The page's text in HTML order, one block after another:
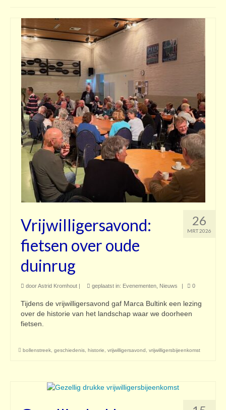
26
MRT 2026
Vrijwilligersavond:
fietsen over oude
duinrug
doorAstrid Kromhout | geplaatst in: Evenementen Nieuws | 0
Tijdens de vrijwilligersavond gaf Marca Bultink een lezing
over de historie van het landschap waar we doorheen
fietsen.
bollenstreek geschiedenis historie vrijwilligersavond vrijwilligersbijeenkomst